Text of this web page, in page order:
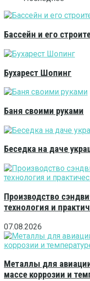
Бассейн и его
Бухарест Шопинг
Баня своими руками
Беседка на даче
Производство
технология и
07.08.2026
Металлы для
массе коррозии и